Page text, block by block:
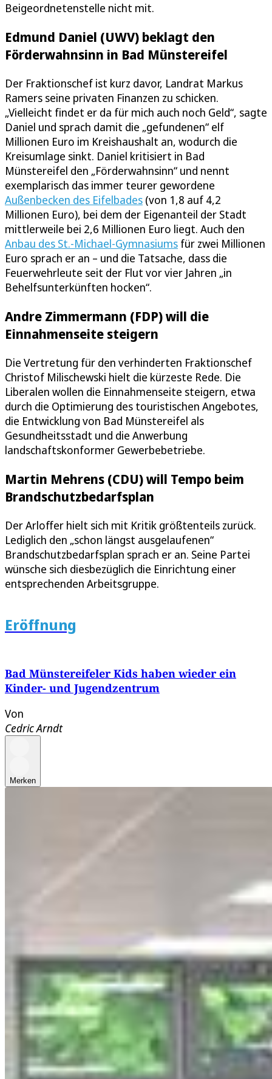
Beigeordnetenstelle nicht mit.
Edmund Daniel (UWV) beklagt den
Förderwahnsinn in Bad Münstereifel
Der Fraktionschef ist kurz davor, Landrat Markus
Ramers seine privaten Finanzen zu schicken.
„Vielleicht findet er da für mich auch noch Geld“, sagte
Daniel und sprach damit die „gefundenen“ elf
Millionen Euro im Kreishaushalt an, wodurch die
Kreisumlage sinkt. Daniel kritisiert in Bad
Münstereifel den „Förderwahnsinn“ und nennt
exemplarisch das immer teurer gewordene
Außenbecken des Eifelbades (von 1,8 auf 4,2
Millionen Euro), bei dem der Eigenanteil der Stadt
mittlerweile bei 2,6 Millionen Euro liegt. Auch den
Anbau des St.-Michael-Gymnasiums für zwei Millionen
Euro sprach er an – und die Tatsache, dass die
Feuerwehrleute seit der Flut vor vier Jahren „in
Behelfsunterkünften hocken“.
Andre Zimmermann (FDP) will die
Einnahmenseite steigern
Die Vertretung für den verhinderten Fraktionschef
Christof Milischewski hielt die kürzeste Rede. Die
Liberalen wollen die Einnahmenseite steigern, etwa
durch die Optimierung des touristischen Angebotes,
die Entwicklung von Bad Münstereifel als
Gesundheitsstadt und die Anwerbung
landschaftskonformer Gewerbebetriebe.
Martin Mehrens (CDU) will Tempo beim
Brandschutzbedarfsplan
Der Arloffer hielt sich mit Kritik größtenteils zurück.
Lediglich den „schon längst ausgelaufenen“
Brandschutzbedarfsplan sprach er an. Seine Partei
wünsche sich diesbezüglich die Einrichtung einer
entsprechenden Arbeitsgruppe.
Eröffnung
Bad Münstereifeler Kids haben wieder ein
Kinder- und Jugendzentrum
Von
Cedric Arndt
Merken